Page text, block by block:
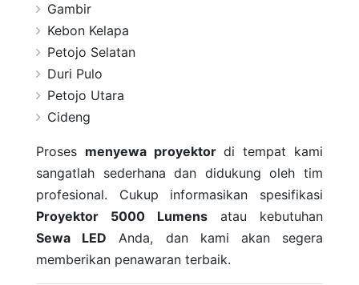
Gambir
Kebon Kelapa
Petojo Selatan
Duri Pulo
Petojo Utara
Cideng
Proses menyewa proyektordi tempat kami
sangatlah sederhana dan didukung oleh tim
profesional. Cukup informasikan spesifikasi
Proyektor 5000 Lumens atau kebutuhan
Sewa LED Anda, dan kami akan segera
memberikan penawaran terbaik.